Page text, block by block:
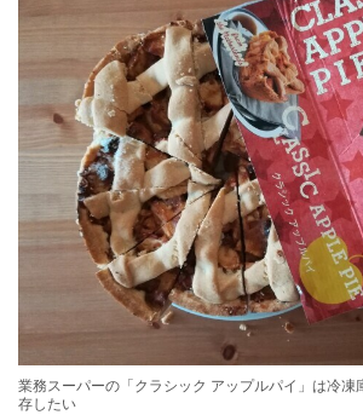
業務スーパーの「クラシック アップルパイ」は冷凍
存したい